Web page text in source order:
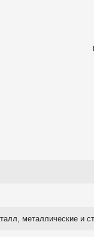
металлические и